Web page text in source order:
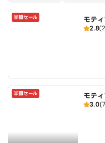
半額セール モテ
2.8
半額セール
モテ
バー
3.0